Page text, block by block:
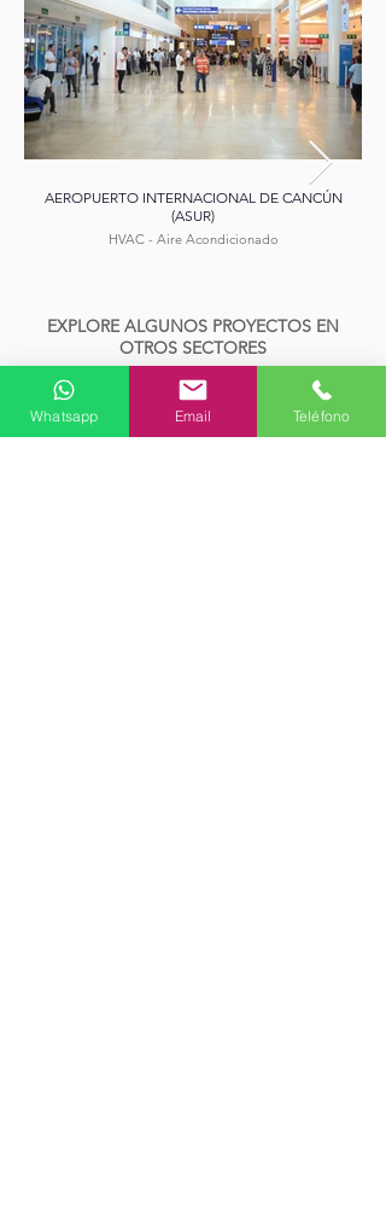
AEROPUERTO INTERNACIONAL DE CANCÚN
(ASUR)
HVAC - Aire Acondicionado
EXPLORE ALGUNOS PROYECTOS EN
OTROS SECTORES
Whatsapp Email Teléfono